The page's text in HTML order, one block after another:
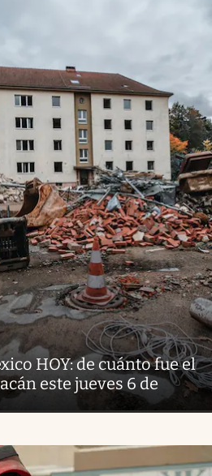
HOY: de cuánto fue el
este jueves 6 de